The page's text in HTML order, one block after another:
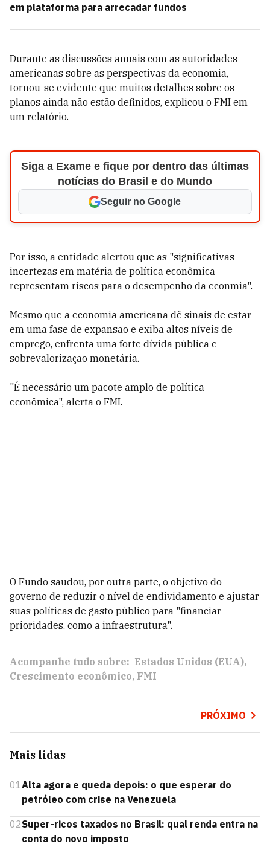
em plataforma para arrecadar fundos
Durante as discussões anuais com as autoridades
americanas sobre as perspectivas da economia,
tornou-se evidente que muitos detalhes sobre os
planos ainda não estão definidos, explicou o FMI em
um relatório.
Siga a Exame e fique por dentro das últimas
notícias do Brasil e do Mundo
Seguir no Google
Por isso, a entidade alertou que as "significativas
incertezas em matéria de política econômica
representam riscos para o desempenho da econmia".
Mesmo que a economia americana dê sinais de estar
em uma fase de expansão e exiba altos níveis de
emprego, enfrenta uma forte dívida pública e
sobrevalorização monetária.
"É necessário um pacote amplo de política
econômica", alerta o FMI.
O Fundo saudou, por outra parte, o objetivo do
governo de reduzir o nível de endividamento e ajustar
suas políticas de gasto público para "financiar
prioridades, como a infraestrutura".
Acompanhe tudo sobre: Estados Unidos (EUA)
Crescimento econômico FMI
PRÓXIMO
Mais lidas
01Alta agora e queda depois: o que esperar do
petróleo com crise na Venezuela
02Super-ricos taxados no Brasil: qual renda entra na
conta do novo imposto